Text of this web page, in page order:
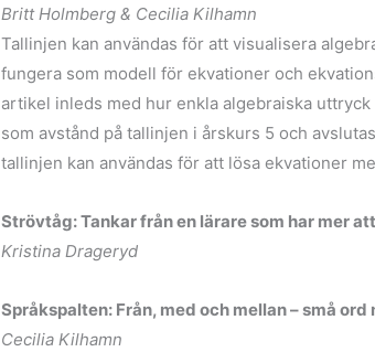
Britt Holmberg & Cecilia Kilhamn
Tallinjen kan användas för att visualisera
fungera som modell för ekvationer och
artikel inleds med hur enkla algebraiska
som avstånd på tallinjen i årskurs 5 och
tallinjen kan användas för att lösa ekvationer
Strövtåg: Tankar från en lärare som har mer
Kristina Drageryd
Språkspalten: Från, med och mellan – små
Cecilia Kilhamn